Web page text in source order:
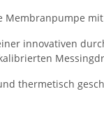
Membranpumpe
innovativen
thermetisch